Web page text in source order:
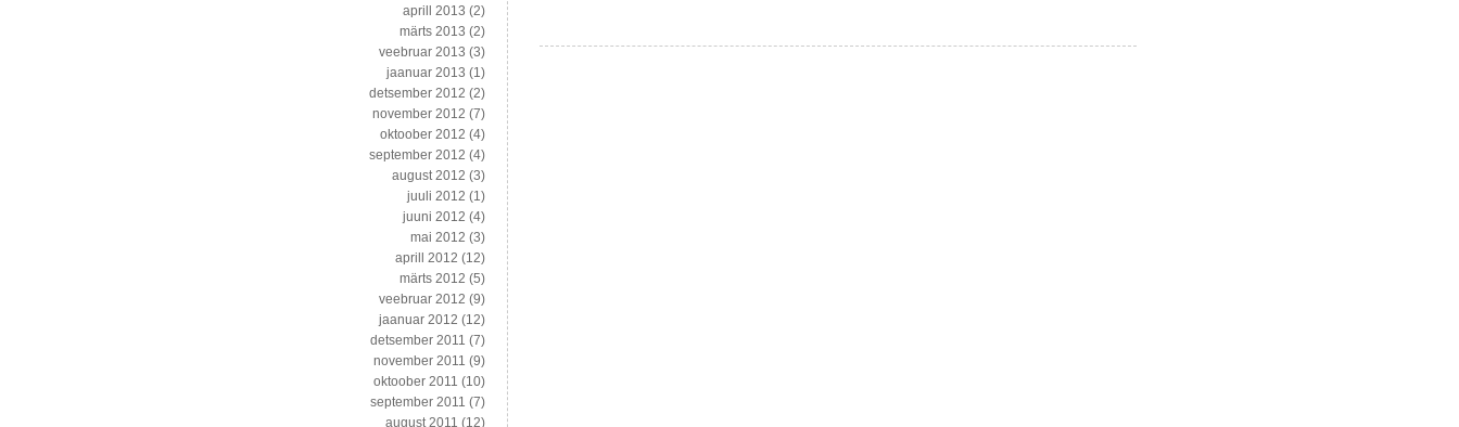
aprill 2013 (2)
märts 2013 (2)
veebruar 2013 (3)
jaanuar 2013 (1)
detsember 2012 (2)
november 2012 (7)
oktoober 2012 (4)
september 2012 (4)
august 2012 (3)
juuli 2012 (1)
juuni 2012 (4)
mai 2012 (3)
aprill 2012 (12)
märts 2012 (5)
veebruar 2012 (9)
jaanuar 2012 (12)
detsember 2011 (7)
november 2011 (9)
oktoober 2011 (10)
september 2011 (7)
august 2011 (12)